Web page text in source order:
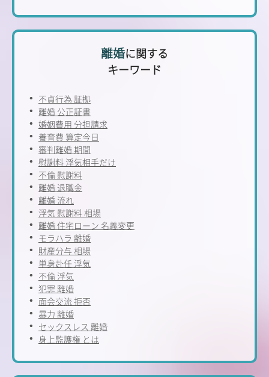
離婚に関する
キーワード
不貞行為 証拠
離婚 公正証書
婚姻費用 分担請求
養育費 算定今日
審判離婚 期間
慰謝料 浮気相手だけ
不倫 慰謝料
離婚 退職金
離婚 流れ
浮気 慰謝料 相場
離婚 住宅ローン 名義変更
モラハラ 離婚
財産分与 相場
単身赴任 浮気
不倫 浮気
犯罪 離婚
面会交流 拒否
暴力 離婚
セックスレス 離婚
身上監護権 とは